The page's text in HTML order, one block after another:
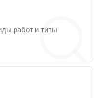
работ и типы